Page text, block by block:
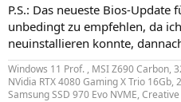
P.S.: Das neueste Bios-Update
unbedingt zu empfehlen, da
neuinstallieren konnte,
Windows 11 Prof. , MSI Z690 Carbon,
NVidia RTX 4080 Gaming X Trio 16Gb,
Samsung SSD 970 Evo NVME,